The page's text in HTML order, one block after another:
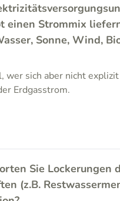
einen Strommix
Sonne, Wind,
sich aber nicht
Erdgasstrom.
Sie Lockerungen
(z.B.